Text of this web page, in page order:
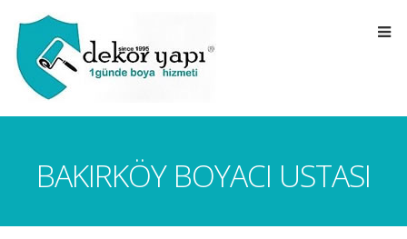
BAKIRKÖY BOYACI USTASI